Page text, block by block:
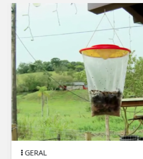
GERAL